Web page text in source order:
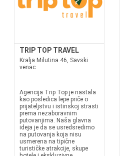
TRIP TOP TRAVEL
Kralja Milutina 46, Savski
venac
Agencija Trip Top je nastala
kao posledica lepe priče o
prijateljstvu i istinskoj strasti
prema nezaboravnim
putovanjima. Naša glavna
ideja je da se usredsredimo
na putovanja koja nisu
usmerena na tipične
turističke atrakcije, skupe